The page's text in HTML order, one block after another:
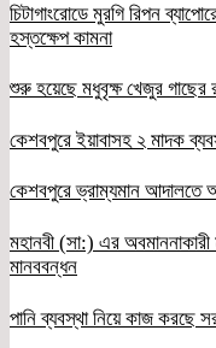
চিটাগাংরোডে মুরগি রিপন
হস্তক্ষেপ কামনা
শুরু হয়েছে মধুবৃক্ষ খেজুর গাছের
কেশবপুরে ইয়াবাসহ ২ মাদক
কেশবপুরে ভ্রাম্যমান আদালতে
মহানবী (সা:) এর
মানববন্ধন
পানি ব্যবস্থা নিয়ে কাজ করছে